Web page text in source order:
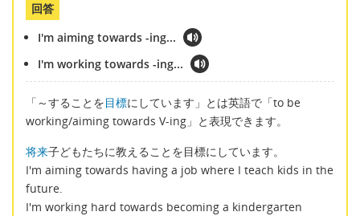
回答
I'm aiming towards -ing...
I'm working towards -ing...
「～することを目標にしています」とは英語で「to be
working/aiming towards V-ing」と表現できます。
将来子どもたちに教えることを目標にしています。
I'm aiming towards having a job where I teach kids in the
future.
I'm working hard towards becoming a kindergarten